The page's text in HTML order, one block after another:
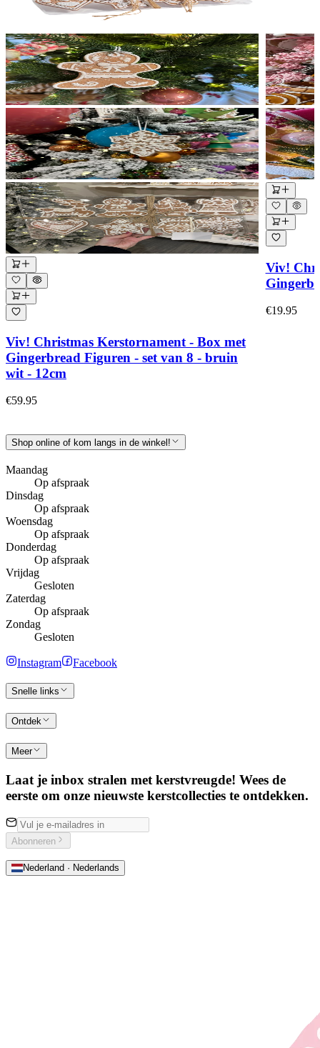
Viv! Christmas Kerstornament - Box met
Gingerbread Figuren - set van 8 - bruin
wit - 12cm
€59.95
Viv!
€19.95
Shop online of kom langs in de winkel!
Maandag
Op afspraak
Dinsdag
Op afspraak
Woensdag
Op afspraak
Donderdag
Op afspraak
Vrijdag
Gesloten
Zaterdag
Op afspraak
Zondag
Gesloten
Instagram Facebook
Snelle links
Ontdek
Meer
Laat je inbox stralen met kerstvreugde! Wees de
eerste om onze nieuwste kerstcollecties te ontdekken.
Abonneren
Nederland · Nederlands